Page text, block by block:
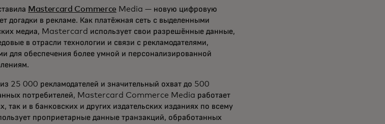
Mastercard Commerce Media — новую цифровую
догадки в рекламе. Как платёжная сеть с выделенными
медиа, Mastercard использует свои разрешённые данные,
в отрасли технологии и связи с рекламодателями,
для обеспечения более умной и персонализированной
25 000 рекламодателей и значительный охват до 500
потребителей, Mastercard Commerce Media работает
так и в банковских и других издательских изданиях по всему
проприетарные данные транзакций, обработанных